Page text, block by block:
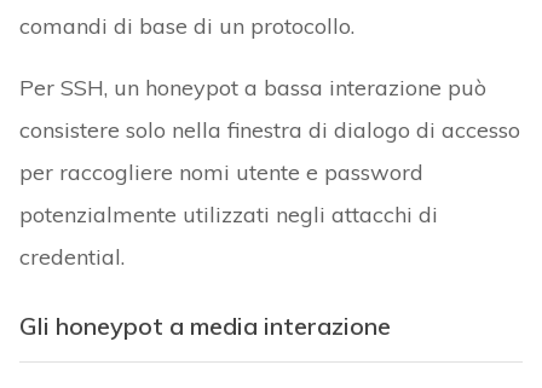
comandi di base di un protocollo.
Per SSH, un honeypot a bassa interazione può
consistere solo nella finestra di dialogo di accesso
per raccogliere nomi utente e password
potenzialmente utilizzati negli attacchi di
credential.
Gli honeypot a media interazione